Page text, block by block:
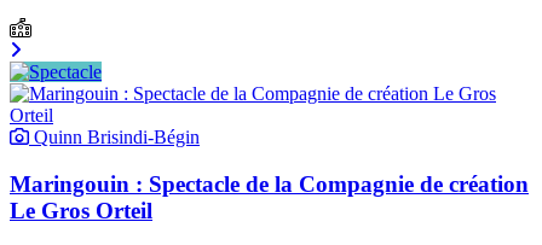
Quinn Brisindi-Bégin
Maringouin : Spectacle de la Compagnie de création
Le Gros Orteil